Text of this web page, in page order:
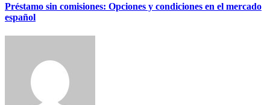
Préstamo sin comisiones: Opciones y condiciones en el mercado
español